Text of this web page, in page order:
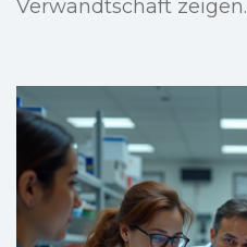
Verwandtschaft zeigen.